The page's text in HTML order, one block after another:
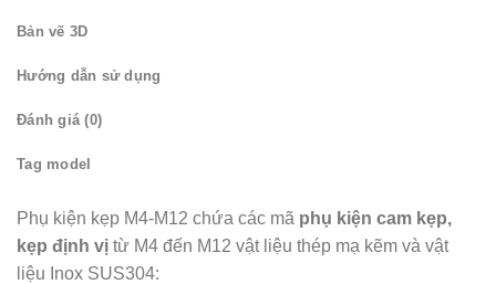
Bản vẽ 3D
Hướng dẫn sử dụng
Đánh giá (0)
Tag model
Phụ kiện kẹp M4-M12 chứa các mã phụ kiện cam kẹp,
kẹp định vị từ M4 đến M12 vật liệu thép mạ kẽm và vật
liệu Inox SUS304: